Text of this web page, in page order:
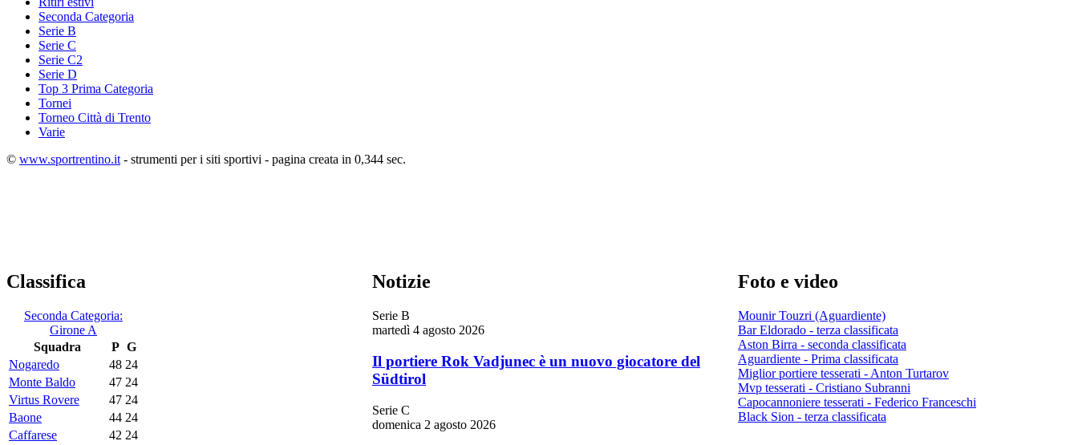
Seconda Categoria
Serie B
Serie C
Serie C2
Serie D
Top 3 Prima Categoria
Tornei
Torneo Città di Trento
Varie
© www.sportrentino.it- strumenti per i siti sportivi - pagina creata in 0,344 sec.
Classifica
Seconda Categoria:
Girone A
Squadra
P G
Nogaredo
48 24
Monte Baldo
47 24
Virtus Rovere
47 24
Baone
44 24
Caffarese
42 24
Notizie
Serie B
martedì 4 agosto 2026
Il portiere Rok Vadjunec è un nuovo giocatore del
Südtirol
Serie C
domenica 2 agosto 2026
Foto e video
Mounir Touzri (Aguardiente)
Bar Eldorado - terza classificata
Aston Birra - seconda classificata
Aguardiente - Prima classificata
Miglior portiere tesserati - Anton Turtarov
Mvp tesserati - Cristiano Subranni
Capocannoniere tesserati - Federico Franceschi
Black Sion - terza classificata